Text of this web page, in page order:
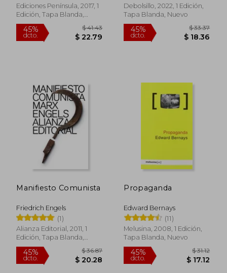
Ediciones Península, 2017, 1
Edición, Tapa Blanda,
Nuevo
Debolsillo, 2022, 1 Edición,
Tapa Blanda, Nuevo
45%
Manifiesto Comunista
Friedrich Engels
(1)
Alianza Editorial, 2011, 1
Edición, Tapa Blanda,
Nuevo
Propaganda
Edward Bernays
(11)
Melusina, 2008, 1 Edición,
Tapa Blanda, Nuevo